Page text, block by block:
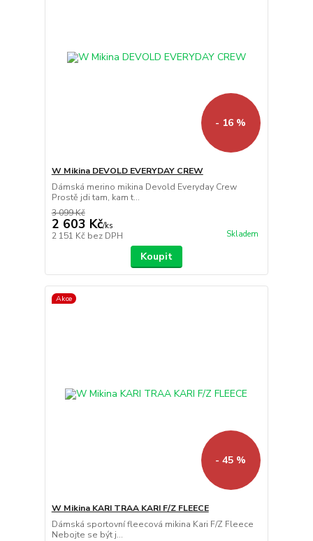
- 16 %
W Mikina DEVOLD EVERYDAY CREW
Dámská merino mikina Devold Everyday Crew
Prostě jdi tam, kam t...
3 099 Kč
2 603 Kč/ks
2 151 Kč bez DPH Skladem
Koupit
Akce
- 45 %
W Mikina KARI TRAA KARI F/Z FLEECE
Dámská sportovní fleecová mikina Kari F/Z Fleece
Nebojte se být j...